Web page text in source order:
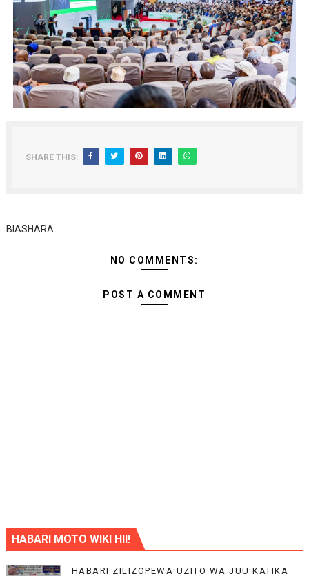
SHARE THIS:
BIASHARA
NO COMMENTS:
POST A COMMENT
HABARI MOTO WIKI HII!
HABARI ZILIZOPEWA UZITO WA JUU KATIKA